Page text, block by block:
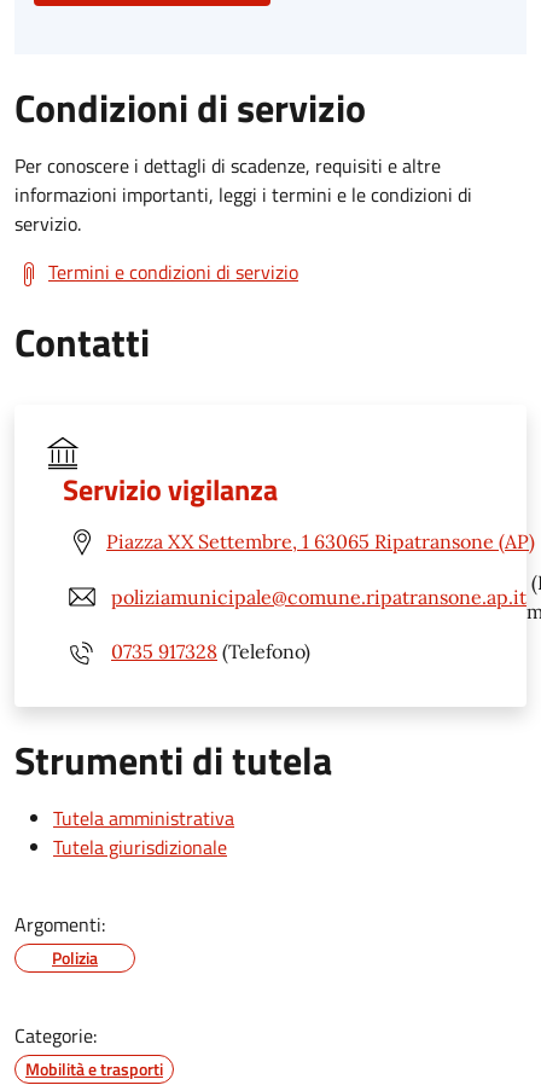
Condizioni di servizio
Per conoscere i dettagli di scadenze, requisiti e altre
informazioni importanti, leggi i termini e le condizioni di
servizio.
Termini e condizioni di servizio
Contatti
Servizio vigilanza
Piazza XX Settembre, 1 63065 Ripatransone (AP)
poliziamunicipale@comune.ripatransone.ap.it
0735 917328 (Telefono)
Strumenti di tutela
Tutela amministrativa
Tutela giurisdizionale
Argomenti:
Polizia
Categorie:
Mobilità e trasporti